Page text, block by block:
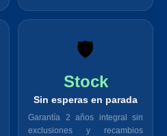
🛡️
Stock
Sin esperas en parada
Garantía 2 años integral sin
exclusiones y recambios